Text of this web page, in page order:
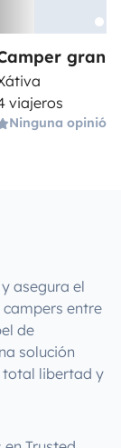
gran
viajeros
Ninguna opinión
asegura el
entre
de
solución
total libertad y